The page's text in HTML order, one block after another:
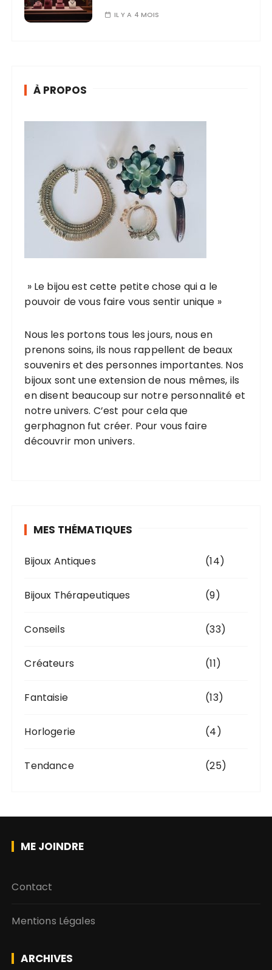
IL Y A 4 MOIS
À PROPOS
» Le bijou est cette petite chose qui a le
pouvoir de vous faire vous sentir unique »
Nous les portons tous les jours, nous en
prenons soins, ils nous rappellent de beaux
souvenirs et des personnes importantes. Nos
bijoux sont une extension de nous mêmes, ils
en disent beaucoup sur notre personnalité et
notre univers. C’est pour cela que
gerphagnon fut créer. Pour vous faire
découvrir mon univers.
MES THÉMATIQUES
Bijoux Antiques (14)
Bijoux Thérapeutiques (9)
Conseils (33)
Créateurs (11)
Fantaisie (13)
Horlogerie (4)
Tendance (25)
ME JOINDRE
Contact
Mentions Légales
ARCHIVES